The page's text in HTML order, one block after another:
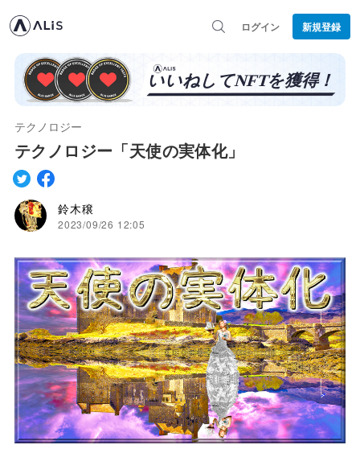
ログイン 新規登録
テクノロジー
テクノロジー「天使の実体化」
鈴木穣
2023/09/26 12:05